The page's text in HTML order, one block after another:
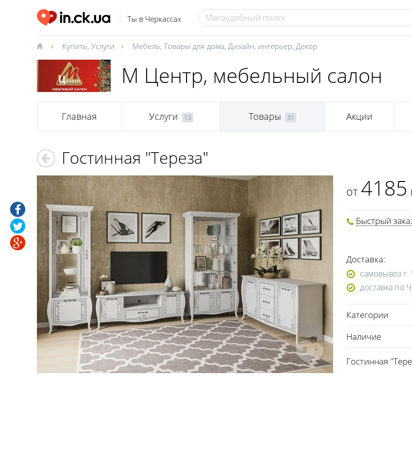
Ты в Черкассах
Купить, Услуги Мебель, Товары для дома, Дизайн, интерьер, Декор
М Центр, мебельный салон
Главная Услуги 13 Товары 31 Акции
Гостинная "Тереза"
от 4185
Быстрый
Доставка:
самовывоз г.
доставка по
Категории
Наличие
Гостинная